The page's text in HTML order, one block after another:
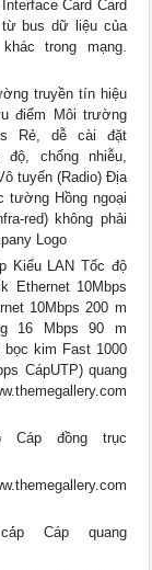
Card Card
từ bus dữ liệu của
trong mạng.
truyền tín hiệu
điểm Môi trường
Rẻ, dễ cài đặt
độ, chống nhiễu,
tuyến (Radio) Địa
tường Hồng ngoại
red) không phải
Logo
Kiểu LAN Tốc độ
Ethernet 10Mbps
10Mbps 200 m
16 Mbps 90 m
bọc kim Fast 1000
CápUTP) quang
Cáp đồng trục
Cáp quang